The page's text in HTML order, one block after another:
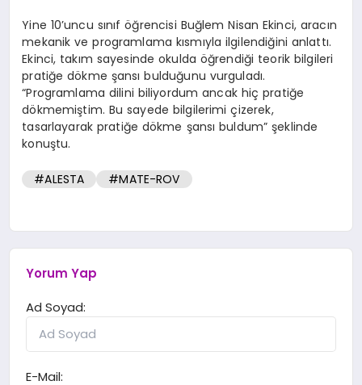
Yine 10’uncu sınıf öğrencisi Buğlem Nisan Ekinci, aracın
mekanik ve programlama kısmıyla ilgilendiğini anlattı.
Ekinci, takım sayesinde okulda öğrendiği teorik bilgileri
pratiğe dökme şansı bulduğunu vurguladı.
“Programlama dilini biliyordum ancak hiç pratiğe
dökmemiştim. Bu sayede bilgilerimi çizerek,
tasarlayarak pratiğe dökme şansı buldum” şeklinde
konuştu.
#ALESTA #MATE-ROV
Yorum Yap
Ad Soyad:
E-Mail: